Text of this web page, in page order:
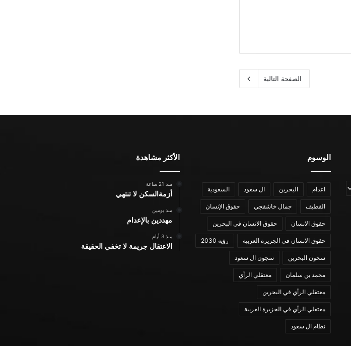
الصفحة التالية
الوسوم
اعدام البحرين ال سعود السعودية
القطيف جمال خاشقجي حقوق الإنسان
حقوق الانسان حقوق الانسان في البحرين
حقوق الانسان في الجزيرة العربية رؤية 2030
سجون البحرين سجون ال سعود
محمد بن سلمان معتقلي الرأي
معتقلي الرأي في البحرين
معتقلي الرأي في الجزيرة العربية
نظام ال سعود
الأكثر مشاهدة
منذ 21 ساعة
أزمةالسكن لا تنتهي
منذ يومين
مهددين بالإعدام
منذ 3 أيام
الاعتقال جريمة لا تخفي الحقيقة